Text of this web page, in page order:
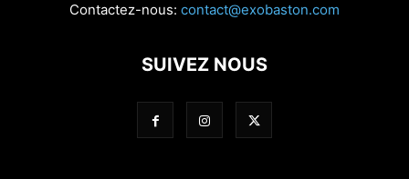
Contactez-nous: contact@exobaston.com
SUIVEZ NOUS